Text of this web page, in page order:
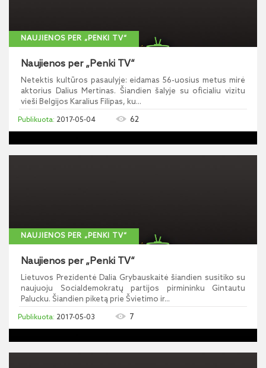
NAUJIENOS PER „PENKI TV“
Naujienos per „Penki TV“
Netektis kultūros pasaulyje: eidamas 56-uosius metus mirė
aktorius Dalius Mertinas. Šiandien šalyje su oficialiu vizitu
vieši Belgijos Karalius Filipas, ku...
2017-05-04 62
NAUJIENOS PER „PENKI TV“
Naujienos per „Penki TV“
Lietuvos Prezidentė Dalia Grybauskaitė šiandien susitiko su
naujuoju Socialdemokratų partijos pirmininku Gintautu
Palucku. Šiandien piketą prie Švietimo ir...
2017-05-03 7